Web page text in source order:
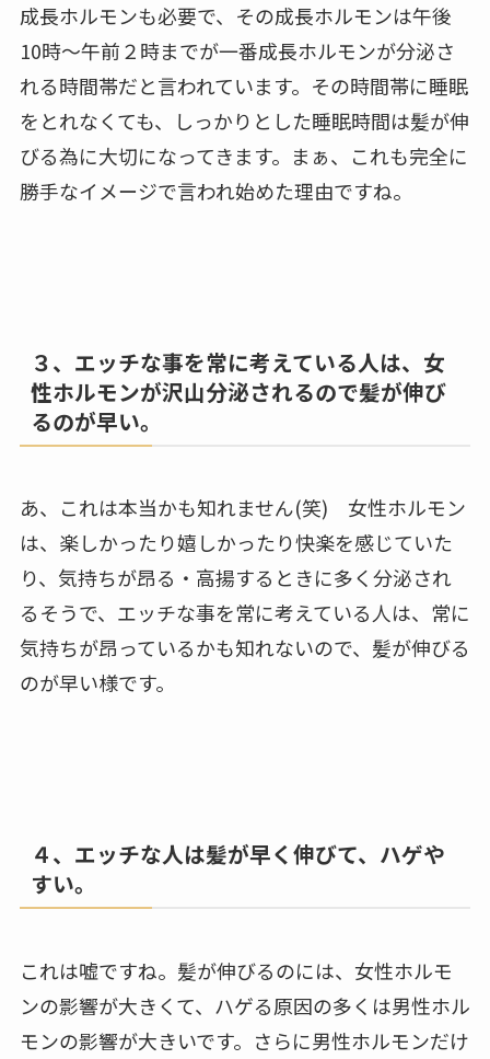
成長ホルモンも必要で、その成長ホルモンは午後
10時～午前２時までが一番成長ホルモンが分泌さ
れる時間帯だと言われています。その時間帯に睡眠
をとれなくても、しっかりとした睡眠時間は髪が伸
びる為に大切になってきます。まぁ、これも完全に
勝手なイメージで言われ始めた理由ですね。
３、エッチな事を常に考えている人は、女
性ホルモンが沢山分泌されるので髪が伸び
るのが早い。
あ、これは本当かも知れません(笑) 女性ホルモン
は、楽しかったり嬉しかったり快楽を感じていた
り、気持ちが昂る・高揚するときに多く分泌され
るそうで、エッチな事を常に考えている人は、常に
気持ちが昂っているかも知れないので、髪が伸びる
のが早い様です。
４、エッチな人は髪が早く伸びて、ハゲや
すい。
これは嘘ですね。髪が伸びるのには、女性ホルモ
ンの影響が大きくて、ハゲる原因の多くは男性ホル
モンの影響が大きいです。さらに男性ホルモンだけ